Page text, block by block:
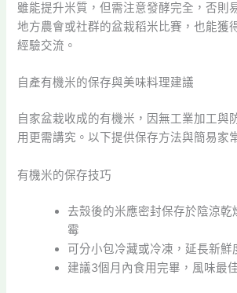
雖能提升米質，但需注意發酵完全，否則
地方農會或社群的盆栽稻米比賽，也能獲
經驗交流。
自產有機米的保存與美味料理建議
自家盆栽收成的有機米，因無工業加工與
用更需講究。以下提供保存方法與簡易家
有機米的保存技巧
去殼後的米應密封保存於陰涼乾
霉
可分小包冷藏或冷凍，延長新鮮
建議3個月內食用完畢，風味最